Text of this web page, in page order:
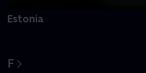
Estonia
F